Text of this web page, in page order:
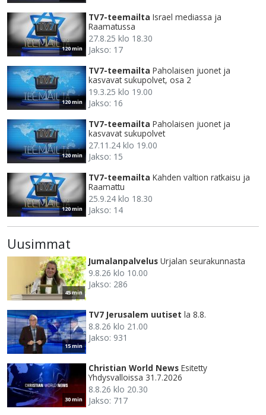
120 min
TV7-teemailta Israel mediassa ja
Raamatussa
27.8.25 klo 18.30
Jakso: 17
120 min
TV7-teemailta Paholaisen juonet ja
kasvavat sukupolvet, osa 2
19.3.25 klo 19.00
Jakso: 16
120 min
TV7-teemailta Paholaisen juonet ja
kasvavat sukupolvet
27.11.24 klo 19.00
Jakso: 15
120 min
TV7-teemailta Kahden valtion ratkaisu ja
Raamattu
25.9.24 klo 18.30
Jakso: 14
Uusimmat
45 min
Jumalanpalvelus Urjalan seurakunnasta
9.8.26 klo 10.00
Jakso: 286
15 min
TV7 Jerusalem uutiset la 8.8.
8.8.26 klo 21.00
Jakso: 931
30 min
Christian World News Esitetty
Yhdysvalloissa 31.7.2026
8.8.26 klo 20.30
Jakso: 717